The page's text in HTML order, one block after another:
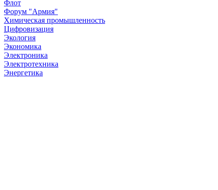
Флот
Форум "Армия"
Химическая промышленность
Цифровизация
Экология
Экономика
Электроника
Электротехника
Энергетика